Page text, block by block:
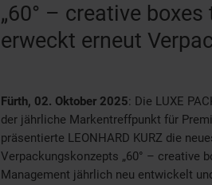
„60° – creative
erweckt erneut
Fürth, 02. Oktober 2025: Die LUXE
der jährliche Markentreffpunkt für
präsentierte LEONHARD KURZ die
Verpackungskonzepts „60° – creative
Management jährlich neu entwickelt